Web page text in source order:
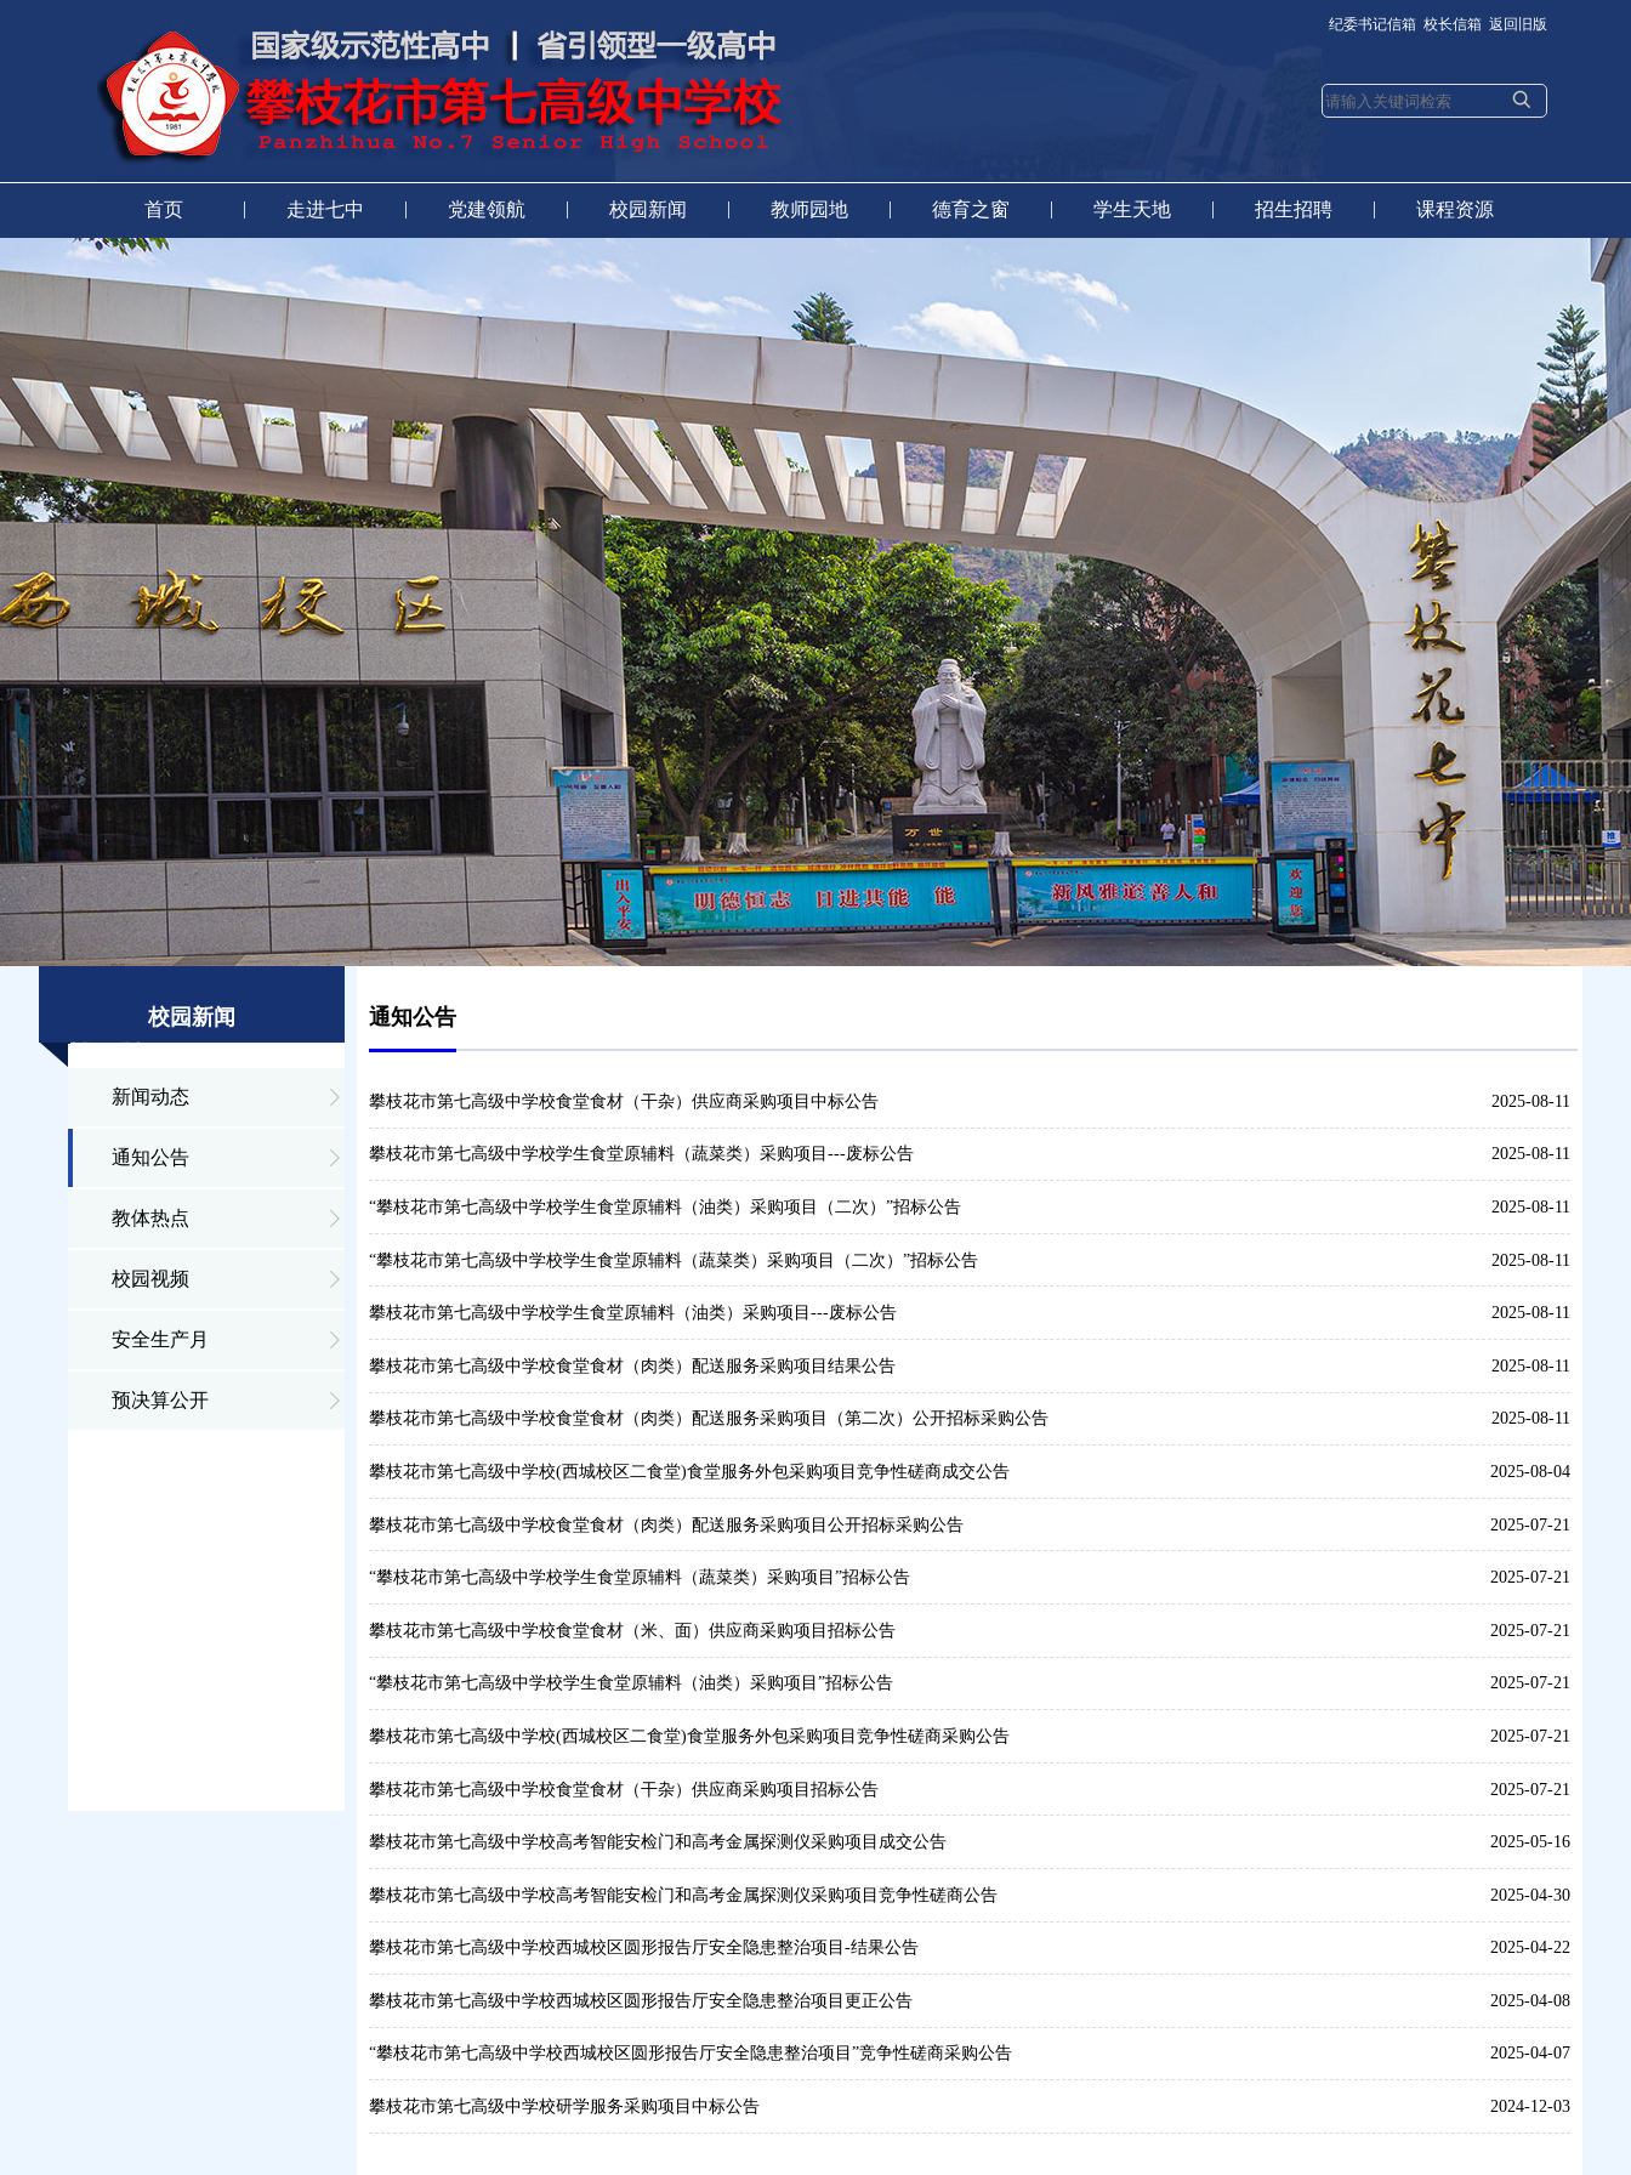
纪委书记信箱 校长信箱 返回旧版
首页 | 走进七中 | 党建领航 | 校园新闻 | 教师园地 | 德育之窗 | 学生天地 | 招生招聘 | 课程资源
校园新闻
新闻动态
通知公告
教体热点
校园视频
安全生产月
预决算公开
通知公告
攀枝花市第七高级中学校食堂食材（干杂）供应商采购项目中标公告 2025-08-11
攀枝花市第七高级中学校学生食堂原辅料（蔬菜类）采购项目---废标公告 2025-08-11
“攀枝花市第七高级中学校学生食堂原辅料（油类）采购项目（二次）”招标公告 2025-08-11
“攀枝花市第七高级中学校学生食堂原辅料（蔬菜类）采购项目（二次）”招标公告 2025-08-11
攀枝花市第七高级中学校学生食堂原辅料（油类）采购项目---废标公告 2025-08-11
攀枝花市第七高级中学校食堂食材（肉类）配送服务采购项目结果公告 2025-08-11
攀枝花市第七高级中学校食堂食材（肉类）配送服务采购项目（第二次）公开招标采购公告 2025-08-11
攀枝花市第七高级中学校(西城校区二食堂)食堂服务外包采购项目竞争性磋商成交公告 2025-08-04
攀枝花市第七高级中学校食堂食材（肉类）配送服务采购项目公开招标采购公告 2025-07-21
“攀枝花市第七高级中学校学生食堂原辅料（蔬菜类）采购项目”招标公告 2025-07-21
攀枝花市第七高级中学校食堂食材（米、面）供应商采购项目招标公告 2025-07-21
“攀枝花市第七高级中学校学生食堂原辅料（油类）采购项目”招标公告 2025-07-21
攀枝花市第七高级中学校(西城校区二食堂)食堂服务外包采购项目竞争性磋商采购公告 2025-07-21
攀枝花市第七高级中学校食堂食材（干杂）供应商采购项目招标公告 2025-07-21
攀枝花市第七高级中学校高考智能安检门和高考金属探测仪采购项目成交公告 2025-05-16
攀枝花市第七高级中学校高考智能安检门和高考金属探测仪采购项目竞争性磋商公告 2025-04-30
攀枝花市第七高级中学校西城校区圆形报告厅安全隐患整治项目-结果公告 2025-04-22
攀枝花市第七高级中学校西城校区圆形报告厅安全隐患整治项目更正公告 2025-04-08
“攀枝花市第七高级中学校西城校区圆形报告厅安全隐患整治项目”竞争性磋商采购公告 2025-04-07
攀枝花市第七高级中学校研学服务采购项目中标公告 2024-12-03